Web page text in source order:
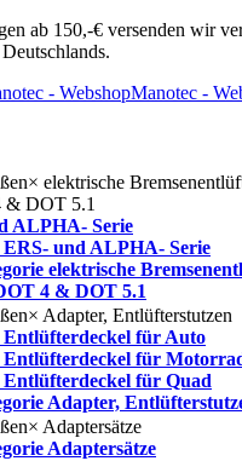
ab 150,-€ versenden wir
Manotec -
× elektrische
& DOT 5.1
ALPHA- Serie
und ALPHA- Serie
elektrische
4 & DOT 5.1
× Adapter, Entlüfterstutzen
Entlüfterdeckel für Auto
Entlüfterdeckel für
für Quad
Adapter,
× Adaptersätze
Adaptersätze